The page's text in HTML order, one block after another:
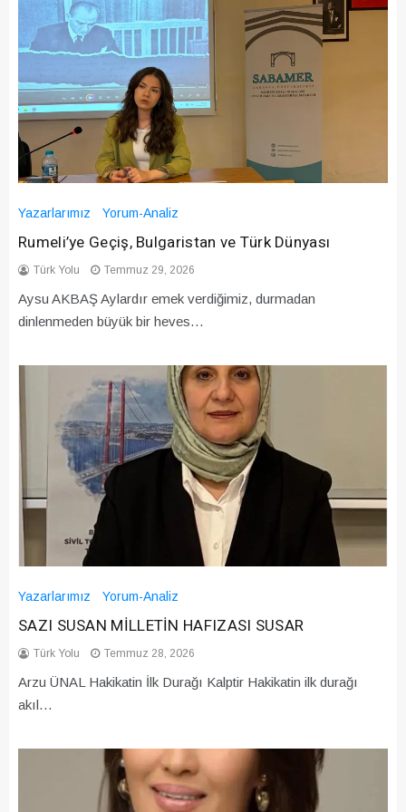
Yazarlarımız Yorum-Analiz
Rumeli’ye Geçiş, Bulgaristan ve Türk Dünyası
Türk Yolu Temmuz 29, 2026
Aysu AKBAŞ Aylardır emek verdiğimiz, durmadan
dinlenmeden büyük bir heves…
Yazarlarımız Yorum-Analiz
SAZI SUSAN MİLLETİN HAFIZASI SUSAR
Türk Yolu Temmuz 28, 2026
Arzu ÜNAL Hakikatin İlk Durağı Kalptir Hakikatin ilk durağı
akıl…